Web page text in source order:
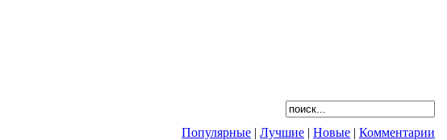
Популярные | Лучшие | Новые | Комментарии